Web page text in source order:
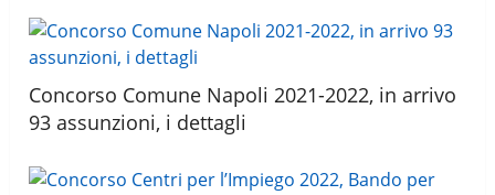
Concorso Comune Napoli 2021-2022, in arrivo
93 assunzioni, i dettagli